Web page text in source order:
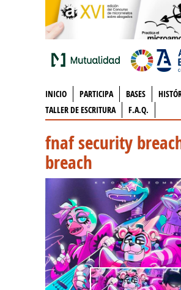
INICIO PARTICIPA BASES
TALLER DE ESCRITURA
F.A.Q.
fnaf security
breach